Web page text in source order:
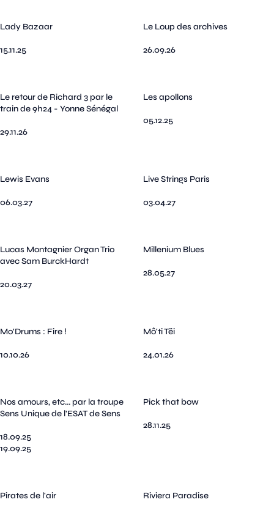
Lady Bazaar
15.11.25
Le Loup des archives
26.09.26
Le retour de Richard 3 par le
train de 9h24 - Yonne Sénégal
29.11.26
Les apollons
05.12.25
Lewis Evans
06.03.27
Live Strings Paris
03.04.27
Lucas Montagnier Organ Trio
avec Sam BurckHardt
20.03.27
Millenium Blues
28.05.27
Mo'Drums : Fire !
10.10.26
Mô'ti Tëi
24.01.26
Nos amours, etc... par la troupe
Sens Unique de l'ESAT de Sens
18.09.25
19.09.25
Pick that bow
28.11.25
Pirates de l'air Riviera Paradise